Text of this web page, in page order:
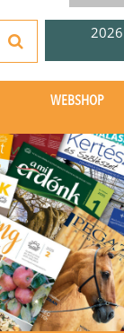
WEBSHOP